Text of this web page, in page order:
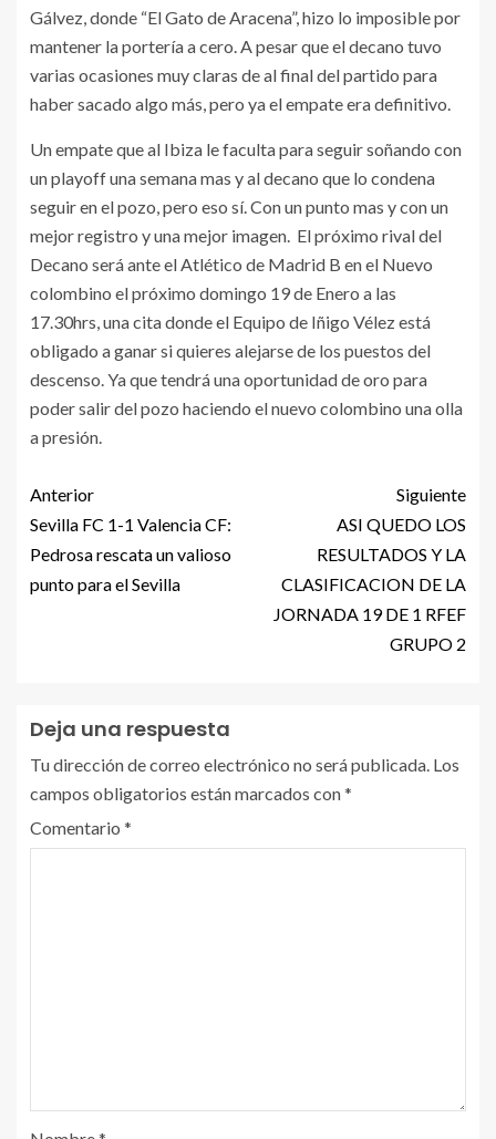
Gálvez, donde “El Gato de Aracena”, hizo lo imposible por
mantener la portería a cero. A pesar que el decano tuvo
varias ocasiones muy claras de al final del partido para
haber sacado algo más, pero ya el empate era definitivo.
Un empate que al Ibiza le faculta para seguir soñando con
un playoff una semana mas y al decano que lo condena
seguir en el pozo, pero eso sí. Con un punto mas y con un
mejor registro y una mejor imagen. El próximo rival del
Decano será ante el Atlético de Madrid B en el Nuevo
colombino el próximo domingo 19 de Enero a las
17.30hrs, una cita donde el Equipo de Iñigo Vélez está
obligado a ganar si quieres alejarse de los puestos del
descenso. Ya que tendrá una oportunidad de oro para
poder salir del pozo haciendo el nuevo colombino una olla
a presión.
Anterior
Sevilla FC 1-1 Valencia CF:
Pedrosa rescata un valioso
punto para el Sevilla
Siguiente
ASI QUEDO LOS
RESULTADOS Y LA
CLASIFICACION DE LA
JORNADA 19 DE 1 RFEF
GRUPO 2
Deja una respuesta
Tu dirección de correo electrónico no será publicada. Los
campos obligatorios están marcados con*
Comentario *